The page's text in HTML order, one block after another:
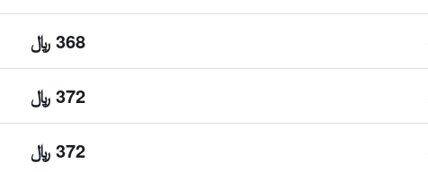
368 ﷼
372 ﷼
372 ﷼